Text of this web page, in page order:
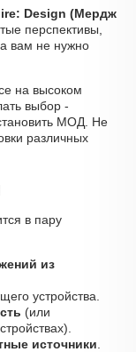
Design (Мердж
перспективы,
вам не нужно
на высоком
выбор -
МОД. Не
различных
в пару
из
устройства.
(или
источники